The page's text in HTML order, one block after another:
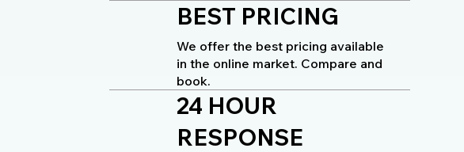
BEST PRICING
We offer the best pricing available
in the online market. Compare and
book.
24 HOUR
RESPONSE